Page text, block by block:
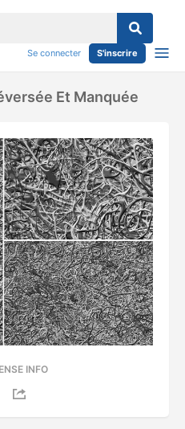
Se connecter S'inscrire
Et Manquée
INFO